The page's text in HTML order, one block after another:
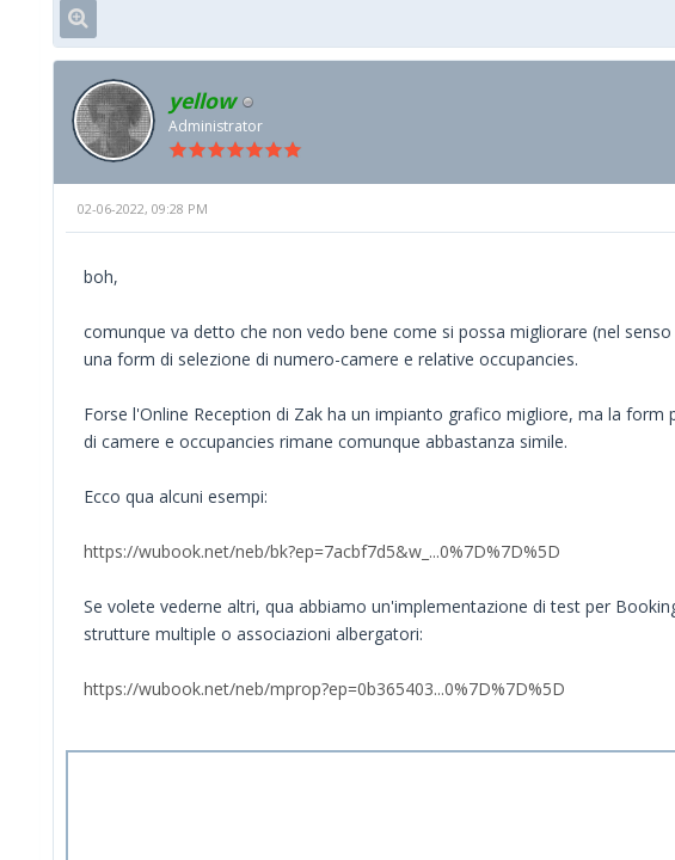
yellow
Administrator
02-06-2022, 09:28 PM
boh,
comunque va detto che non vedo bene come si possa migliorare (nel
una form di selezione di numero-camere e relative occupancies.
Forse l'Online Reception di Zak ha un impianto grafico migliore, ma la form
di camere e occupancies rimane comunque abbastanza simile.
Ecco qua alcuni esempi:
https://wubook.net/neb/bk?ep=7acbf7d5&w_...0%7D%7D%5D
Se volete vederne altri, qua abbiamo un'implementazione di test per
strutture multiple o associazioni albergatori:
https://wubook.net/neb/mprop?ep=0b365403...0%7D%7D%5D